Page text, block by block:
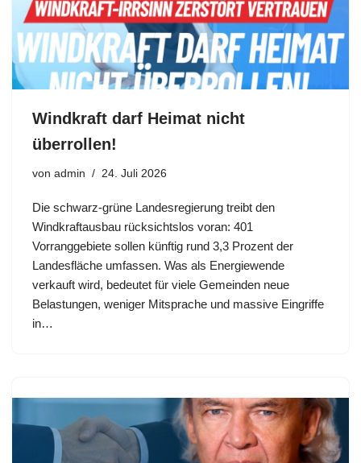
Windkraft darf Heimat nicht
überrollen!
von admin 24. Juli 2026
Die schwarz-grüne Landesregierung treibt den
Windkraftausbau rücksichtslos voran: 401
Vorranggebiete sollen künftig rund 3,3 Prozent der
Landesfläche umfassen. Was als Energiewende
verkauft wird, bedeutet für viele Gemeinden neue
Belastungen, weniger Mitsprache und massive Eingriffe
in…